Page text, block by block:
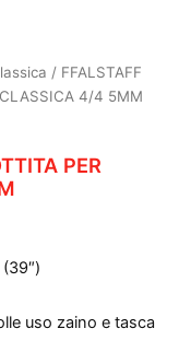
/ FFALSTAFF
4/4 5MM
PER
uso zaino e tasca